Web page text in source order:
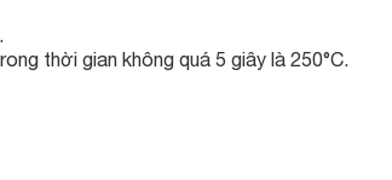
thời gian không quá 5 giây là 250°C.